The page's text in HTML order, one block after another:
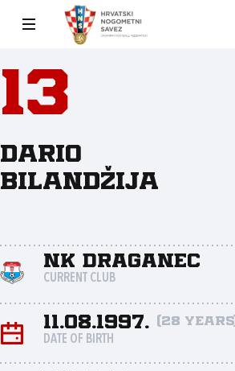
13
Dario
Bilandžija
NK Draganec
CURRENT CLUB
11.08.1997. (28 years)
DATE OF BIRTH